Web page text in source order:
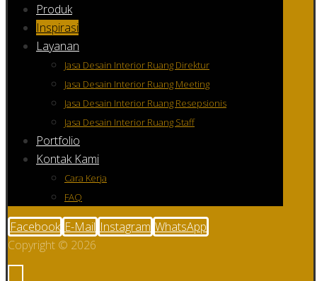
Produk
Inspirasi
Layanan
Jasa Desain Interior Ruang Direktur
Jasa Desain Interior Ruang Meeting
Jasa Desain Interior Ruang Resepsionis
Jasa Desain Interior Ruang Staff
Portfolio
Kontak Kami
Cara Kerja
FAQ
Facebook E-Mail Instagram WhatsApp
Copyright © 2026